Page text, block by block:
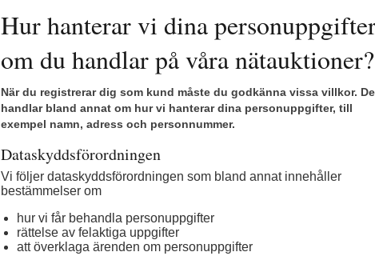
Hur hanterar vi dina
om du handlar på våra nätauktioner?
När du registrerar dig som kund måste du godkänna vissa villkor. De
handlar bland annat om hur vi hanterar dina personuppgifter, till
exempel namn, adress och personnummer.
Dataskyddsförordningen
Vi följer dataskyddsförordningen som bland annat innehåller
bestämmelser om
hur vi får behandla personuppgifter
rättelse av felaktiga uppgifter
att överklaga ärenden om personuppgifter